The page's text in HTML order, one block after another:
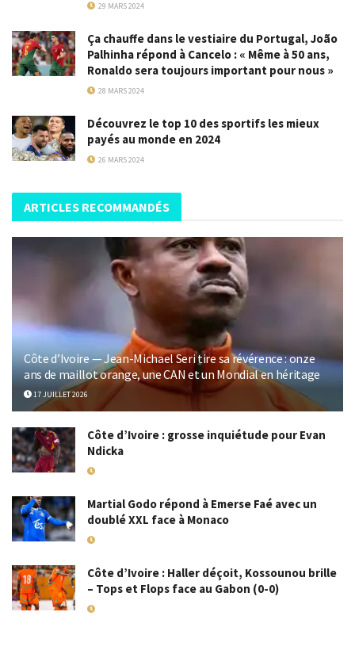
29 MARS 2024
Ça chauffe dans le vestiaire du Portugal, João
Palhinha répond à Cancelo : « Même à 50 ans,
Ronaldo sera toujours important pour nous »
28 MARS 2024
Découvrez le top 10 des sportifs les mieux
payés au monde en 2024
26 MARS 2024
ARTICLES RECOMMANDÉS
Côte d’Ivoire — Jean-Michael Seri tire sa révérence : onze
ans de maillot orange, une CAN et un Mondial en héritage
17 JUILLET 2026
Côte d’Ivoire : grosse inquiétude pour Evan
Ndicka
Martial Godo répond à Emerse Faé avec un
doublé XXL face à Monaco
Côte d’Ivoire : Haller déçoit, Kossounou brille
– Tops et Flops face au Gabon (0-0)